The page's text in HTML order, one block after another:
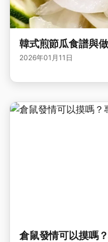
韓式煎節瓜食譜與
2026年01月11日
倉鼠發情可以摸嗎